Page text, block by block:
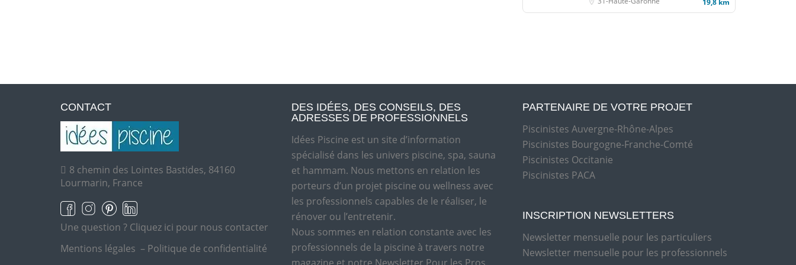
19,8 km
CONTACT
8 chemin des Lointes Bastides, 84160
Lourmarin, France
Une question ? Cliquez ici pour nous contacter
Mentions légales – Politique de confidentialité
DES IDÉES, DES CONSEILS, DES
ADRESSES DE PROFESSIONNELS
Idées Piscine est un site d’information
spécialisé dans les univers piscine, spa, sauna
et hammam. Nous mettons en relation les
porteurs d’un projet piscine ou wellness avec
les professionnels capables de le réaliser, le
rénover ou l’entretenir.
Nous sommes en relation constante avec les
professionnels de la piscine à travers notre
PARTENAIRE DE VOTRE PROJET
Piscinistes Auvergne-Rhône-Alpes
Piscinistes Bourgogne-Franche-Comté
Piscinistes Occitanie
Piscinistes PACA
INSCRIPTION NEWSLETTERS
Newsletter mensuelle pour les particuliers
Newsletter mensuelle pour les professionnels